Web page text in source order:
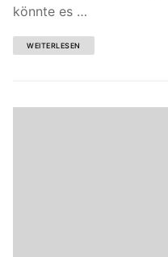
könnte es …
WEITERLESEN